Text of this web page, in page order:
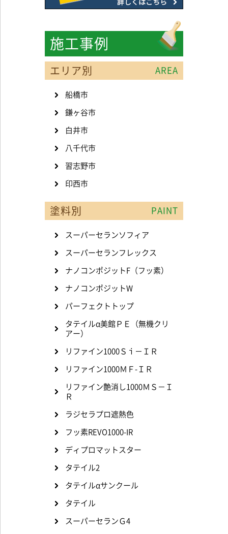
施工事例
エリア別 AREA
船橋市
鎌ヶ谷市
白井市
八千代市
習志野市
印西市
塗料別 PAINT
スーパーセランソフィア
スーパーセランフレックス
ナノコンポジットF（フッ素）
ナノコンポジットW
パーフェクトトップ
タテイルα美館ＰＥ（無機クリ
アー）
リファイン1000Ｓｉ－ＩＲ
リファイン1000ＭＦ-ＩＲ
リファイン艶消し1000ＭＳ－Ｉ
Ｒ
ラジセラプロ遮熱色
フッ素REVO1000-IR
ディプロマットスター
タテイル2
タテイルαサンクール
タテイル
スーパーセランＧ4